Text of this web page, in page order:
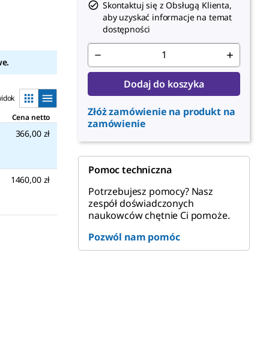
Cena netto
366,00 zł
1460,00 zł
Skontaktuj się z Obsługą Klienta,
aby uzyskać informacje na temat
dostępności
Dodaj do koszyka
Złóż zamówienie na produkt na
zamówienie
Pomoc techniczna
Potrzebujesz pomocy? Nasz
zespół doświadczonych
naukowców chętnie Ci pomoże.
Pozwól nam pomóc